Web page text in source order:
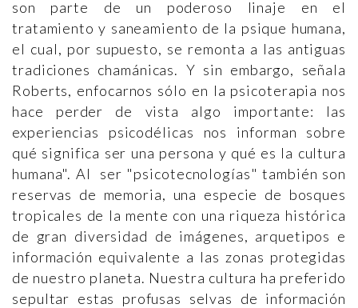
son parte de un poderoso linaje en el
tratamiento y saneamiento de la psique humana,
el cual, por supuesto, se remonta a las antiguas
tradiciones chamánicas. Y sin embargo, señala
Roberts, enfocarnos sólo en la psicoterapia nos
hace perder de vista algo importante: las
experiencias psicodélicas nos informan sobre
qué significa ser una persona y qué es la cultura
humana". Al ser "psicotecnologías" también son
reservas de memoria, una especie de bosques
tropicales de la mente con una riqueza histórica
de gran diversidad de imágenes, arquetipos e
información equivalente a las zonas protegidas
de nuestro planeta. Nuestra cultura ha preferido
sepultar estas profusas selvas de información